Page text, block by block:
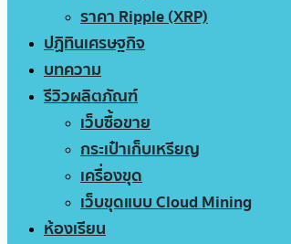
ราคา Ripple (XRP)
ปฏิทินเศรษฐกิจ
บทความ
รีวิวผลิตภัณฑ์
เว็บซื้อขาย
กระเป๋าเก็บเหรียญ
เครื่องขุด
เว็บขุดแบบ Cloud Mining
ห้องเรียน